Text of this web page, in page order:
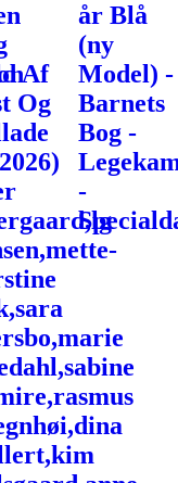
Af
Og
år Blå
(ny
Model) -
Barnets
Bog -
-